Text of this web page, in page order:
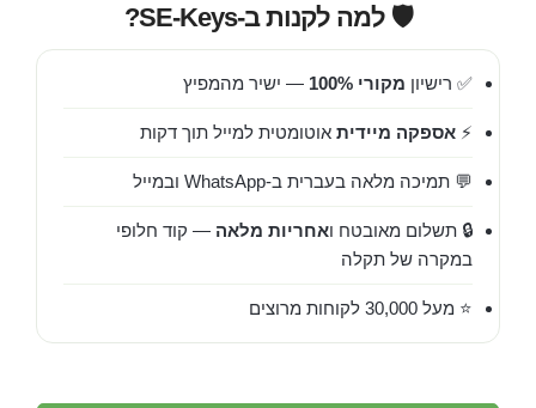
🛡️ למה לקנות ב-SE-Keys?
✅ רישיון מקורי 100% — ישיר מהמפיץ
⚡ אספקה מיידית אוטומטית למייל תוך דקות
💬 תמיכה מלאה בעברית ב-WhatsApp ובמייל
🔒 תשלום מאובטח ואחריות מלאה — קוד חלופי
במקרה של תקלה
⭐ מעל 30,000 לקוחות מרוצים